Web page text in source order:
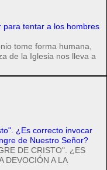
tentar a los hombres
tome forma humana,
de la Iglesia nos lleva a
¿Es correcto invocar
de Nuestro Señor?
DE CRISTO". ¿ES
DEVOCIÓN A LA